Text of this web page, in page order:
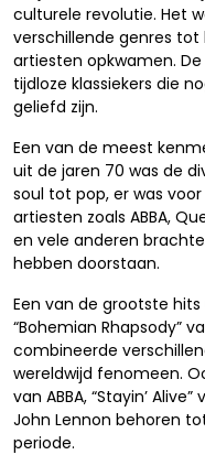
culturele revolutie. Het
verschillende genres
artiesten opkwamen.
tijdloze klassiekers die
geliefd zijn.
Een van de meest
uit de jaren 70 was de
soul tot pop, er was
artiesten zoals ABBA,
en vele anderen
hebben doorstaan.
Een van de grootste
“Bohemian Rhapsody”
combineerde
wereldwijd fenomeen.
van ABBA, “Stayin’
John Lennon behoren
periode.